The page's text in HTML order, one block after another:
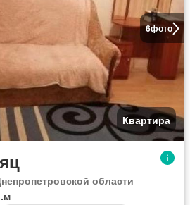
6фото
Квартира
области